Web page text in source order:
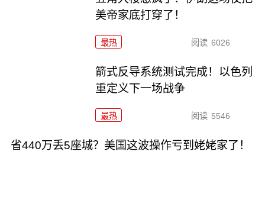
美帝家底打穿了！
最热 阅读 6026
箭式反导系统测试完成！以色列
重定义下一场战争
最热 阅读 5546
省440万丢5座城？美国这波操作亏到姥姥家了！